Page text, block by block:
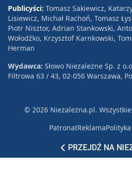
PRZEJDŹ NA
Publicyści: Tomasz Sakiewicz,
Lisiewicz, Michał Rachoń, Tomasz
Piotr Nisztor, Adrian Stankowski,
Wołodźko, Krzysztof Karnkowski,
Herman
Wydawca: Słowo Niezależne Sp. z
Filtrowa 63 / 43, 02-056 Warszawa,
© 2026 Niezależna.pl.
PatronatReklama